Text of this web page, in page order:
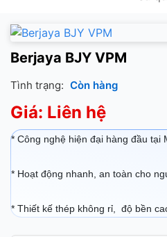
Berjaya BJY VPM
Tình trạng: Còn hàng
Giá: Liên hệ
* Công nghệ hiện đại hàng đầu tại
* Hoạt động nhanh, an toàn cho
* Thiết kế thép không rỉ, độ bền